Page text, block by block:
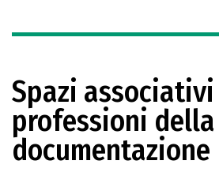
Spazi associativi
professioni della
documentazione